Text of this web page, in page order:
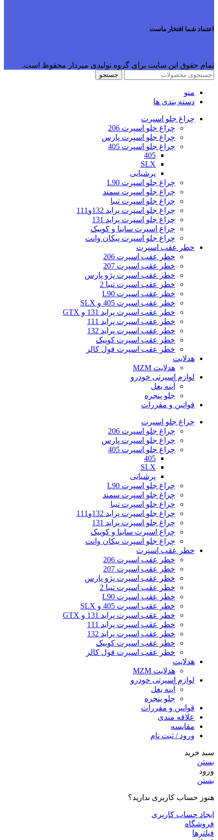
اعتماد شما افتخار ماست
تمام حقوق این سایت برای گروه تولیدی میردار محفوظ است.
جستجو
منو
دسته بندی ها
چراغ جلو اسپرت
چراغ جلو اسپرت 206
چراغ جلو اسپرت پارس
چراغ جلو اسپرت 405
405
SLX
پرشیایی
چراغ جلو اسپرت L90
چراغ جلو اسپرت سمند
چراغ جلو اسپرت تیبا
چراغ جلو اسپرت پراید 132و111
چراغ جلو اسپرت پراید 131
چراغ اسپرت ساینا و کوییک
چراغ جلو اسپرت پیکان وانت
خطر عقب اسپرت
خطر عقب اسپرت 206
خطر عقب اسپرت 207
خطر عقب اسپرت پژو پارس
خطر عقب اسپرت تیبا 2
خطر عقب اسپرت L90
خطر عقب اسپرت 405 و SLX
خطر عقب اسپرت پراید 131 و GTX
خطر عقب اسپرت پراید 111
خطر عقب اسپرت پراید 132
خطر عقب اسپرت کوییک
خطر عقب اسپرت فول کالر
هدلایت
هدلایت MZM
لوازم اسپرتی خودرو
آینه بغل
جلو پنجره
قوانین و مقررات
چراغ جلو اسپرت
چراغ جلو اسپرت 206
چراغ جلو اسپرت پارس
چراغ جلو اسپرت 405
405
SLX
پرشیایی
چراغ جلو اسپرت L90
چراغ جلو اسپرت سمند
چراغ جلو اسپرت تیبا
چراغ جلو اسپرت پراید 132و111
چراغ جلو اسپرت پراید 131
چراغ اسپرت ساینا و کوییک
چراغ جلو اسپرت پیکان وانت
خطر عقب اسپرت
خطر عقب اسپرت 206
خطر عقب اسپرت 207
خطر عقب اسپرت پژو پارس
خطر عقب اسپرت تیبا 2
خطر عقب اسپرت L90
خطر عقب اسپرت 405 و SLX
خطر عقب اسپرت پراید 131 و GTX
خطر عقب اسپرت پراید 111
خطر عقب اسپرت پراید 132
خطر عقب اسپرت کوییک
خطر عقب اسپرت فول کالر
هدلایت
هدلایت MZM
لوازم اسپرتی خودرو
آینه بغل
جلو پنجره
قوانین و مقررات
علاقه مندی
مقایسه
ورود / ثبت نام
سبد خرید
بستن
ورود
بستن
هنوز حساب کاربری ندارید؟
ایجاد حساب کاربری
فروشگاه
فیلترها